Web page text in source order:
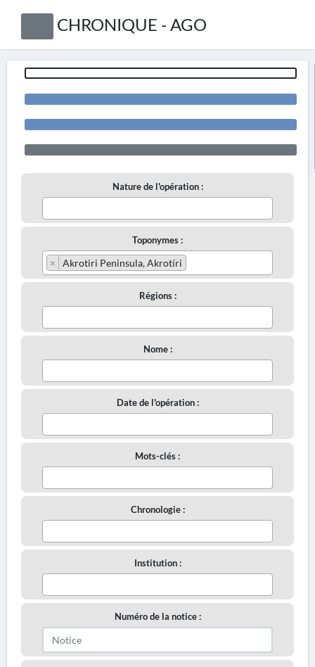
CHRONIQUE - AGO
Nature de l'opération :
Toponymes :
× Akrotiri Peninsula, Akrotíri
Régions :
Nome :
Date de l'opération :
Mots-clés :
Chronologie :
Institution :
Numéro de la notice :